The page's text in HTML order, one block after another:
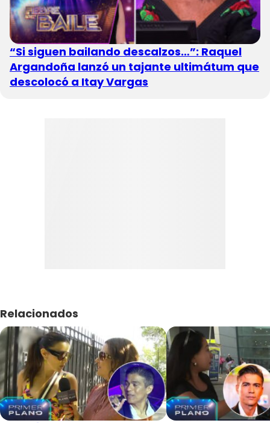
“Si siguen bailando descalzos…”: Raquel
Argandoña lanzó un tajante ultimátum que
descolocó a Itay Vargas
Relacionados